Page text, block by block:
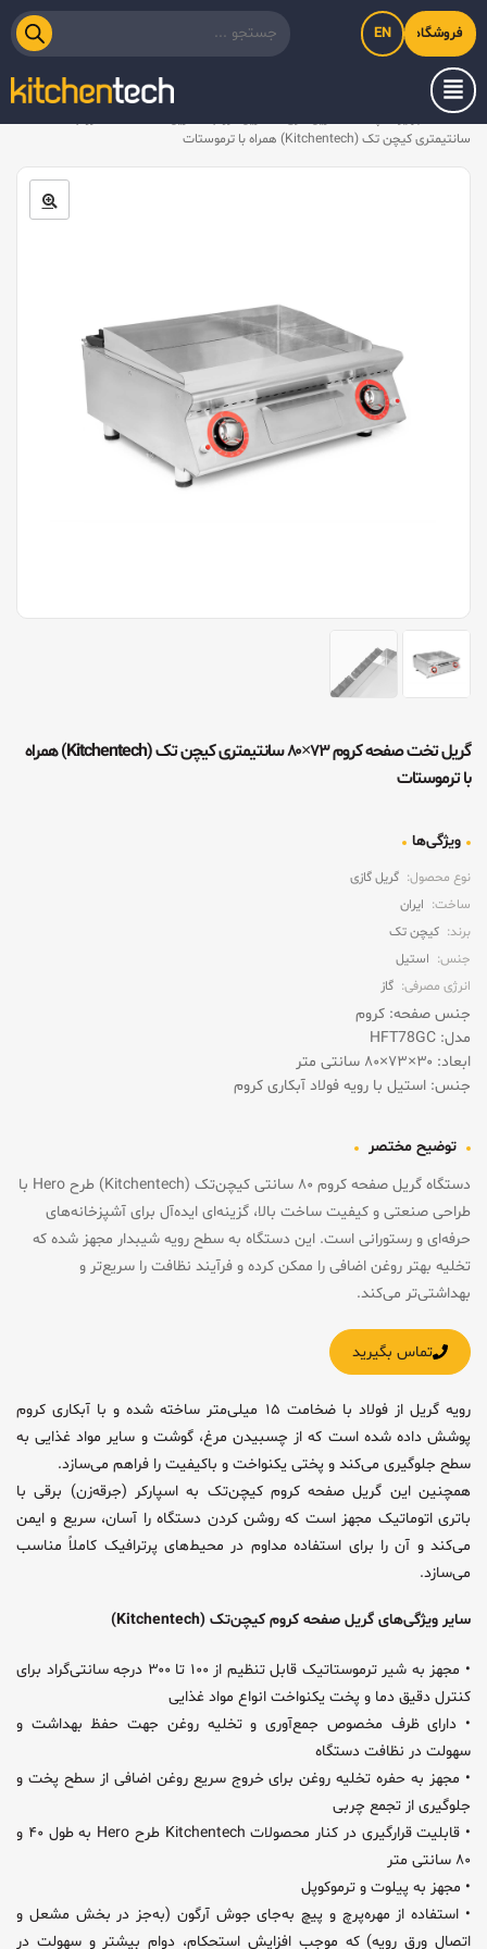
فروشگاه اینترنتی کیت‌لاین
EN
خانه
سانتیمتری کیچن تک (Kitchentech) همراه با ترموستات
گریل تخت صفحه کروم ۷۳×۸۰ سانتیمتری کیچن تک (Kitchentech) همراه
با ترموستات
دستگاه گریل صفحه کروم ۸۰ سانتی کیچن‌تک (Kitchentech) طرح Hero با
طراحی صنعتی و کیفیت ساخت بالا، گزینه‌ای ایده‌آل برای آشپزخانه‌های
حرفه‌ای و رستورانی است. این دستگاه به سطح رویه شیبدار مجهز شده که
تخلیه بهتر روغن اضافی را ممکن کرده و فرآیند نظافت را سریع‌تر و
بهداشتی‌تر می‌کند.
ویژگی‌ها
نوع محصول: گریل گازی
ساخت: ایران
برند: کیچن تک
جنس: استیل
انرژی مصرفی: گاز
جنس صفحه: کروم
مدل: HFT78GC
ابعاد: ۳۰×۷۳×۸۰ سانتی متر
جنس: استیل با رویه فولاد آبکاری کروم
توضیح مختصر
تماس بگیرید
رویه گریل از فولاد با ضخامت ۱۵ میلی‌متر ساخته شده و با آبکاری کروم
پوشش داده شده است که از چسبیدن مرغ، گوشت و سایر مواد غذایی به
سطح جلوگیری می‌کند و پختی یکنواخت و باکیفیت را فراهم می‌سازد.
همچنین این گریل صفحه کروم کیچن‌تک به اسپارکر (جرقه‌زن) برقی با
باتری اتوماتیک مجهز است که روشن کردن دستگاه را آسان، سریع و ایمن
می‌کند و آن را برای استفاده مداوم در محیط‌های پرترافیک کاملاً مناسب
می‌سازد.
سایر ویژگی‌های گریل صفحه کروم کیچن‌تک (Kitchentech)
• مجهز به شیر ترموستاتیک قابل تنظیم از ۱۰۰ تا ۳۰۰ درجه سانتی‌گراد برای
کنترل دقیق دما و پخت یکنواخت انواع مواد غذایی
• دارای ظرف مخصوص جمع‌آوری و تخلیه روغن جهت حفظ بهداشت و
سهولت در نظافت دستگاه
• مجهز به حفره تخلیه روغن برای خروج سریع روغن اضافی از سطح پخت و
جلوگیری از تجمع چربی
• قابلیت قرارگیری در کنار محصولات Kitchentech طرح Hero به طول ۴۰ و
۸۰ سانتی متر
• مجهز به پیلوت و ترموکوپل
• استفاده از مهره‌پرچ و پیچ به‌جای جوش آرگون (به‌جز در بخش مشعل و
اتصال ورق رویه) که موجب افزایش استحکام، دوام بیشتر و سهولت در